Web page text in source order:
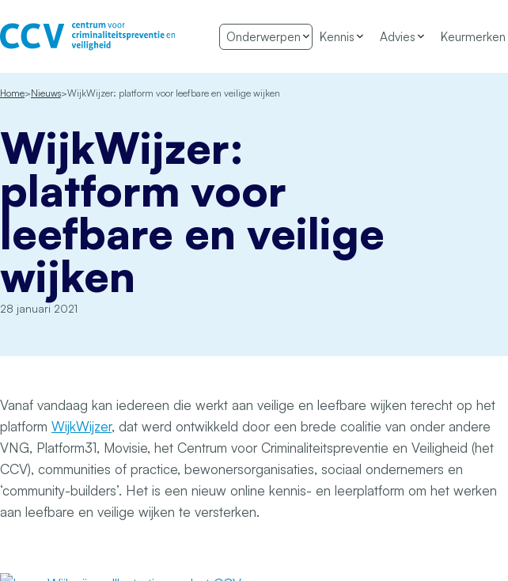
Onderwerpen Kennis Advies Keurmerken
Home Nieuws WijkWijzer: platform voor leefbare en veilige wijken
WijkWijzer:
platform voor
leefbare en veilige
wijken
28 januari 2021
Vanaf vandaag kan iedereen die werkt aan veilige en leefbare wijken terecht op het
platform WijkWijzer, dat werd ontwikkeld door een brede coalitie van onder andere
VNG, Platform31, Movisie, het Centrum voor Criminaliteitspreventie en Veiligheid (het
CCV), communities of practice, bewonersorganisaties, sociaal ondernemers en
‘community-builders’. Het is een nieuw online kennis- en leerplatform om het werken
aan leefbare en veilige wijken te versterken.